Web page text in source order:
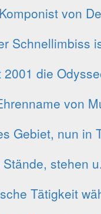
von
Schnellimbiss
2001 die
von
Gebiet, nun in
stehen
Tätigkeit